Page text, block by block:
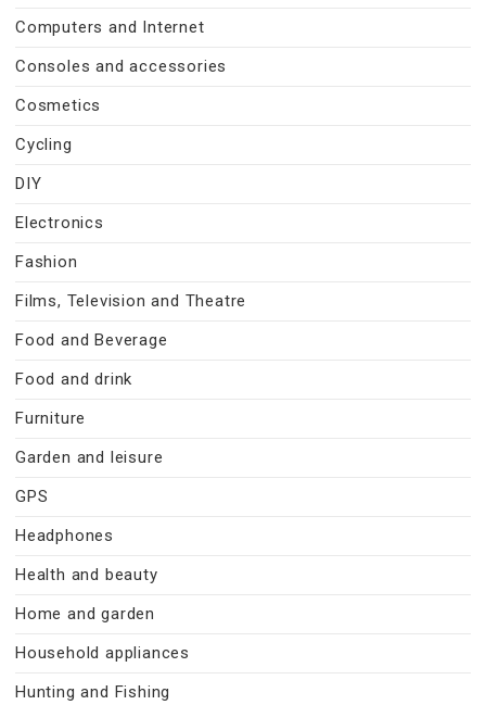
Computers and Internet
Consoles and accessories
Cosmetics
Cycling
DIY
Electronics
Fashion
Films, Television and Theatre
Food and Beverage
Food and drink
Furniture
Garden and leisure
GPS
Headphones
Health and beauty
Home and garden
Household appliances
Hunting and Fishing